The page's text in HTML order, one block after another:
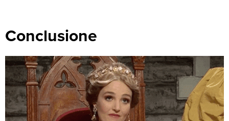
Conclusione